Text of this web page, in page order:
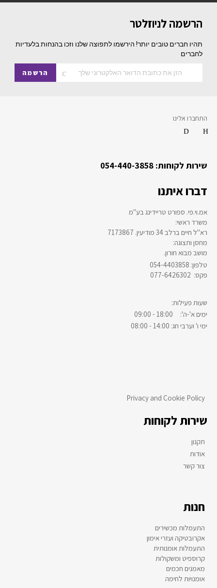
הרשמה לניוזלטר
תהיו חברים טובים יותר! הירשמו לתפוצה שלנו וזכו בהנחות בלעדיות
לחברים
הרשמה
התחברו אלינו
שירות לקוחות: 054-440-3858
דברו איתנו
אמ.וי.פי. ספורט טריידינג בע"מ
:משרד ראשי
רא"ל חיים ברלב 34 מודיעין. 7173867
:מחסן ותצוגה
.מושב מבוא חורון
054-4403858 :טלפון
077-6426302 :פקס
:שעות פעילות
ימים א'-ה': 18:00 - 09:00
ימי ו' וערבי חג: 14:00 - 08:00
Privacy and Cookie Policy
שירות לקוחות
תקנון
אודות
צור קשר
התעמלות מכשירים
אקרובטיקה ועזרי אימון
התעמלות אומנותית
קרוספיט ומשקולות
מאמנים חכמים
אומנויות לחימה